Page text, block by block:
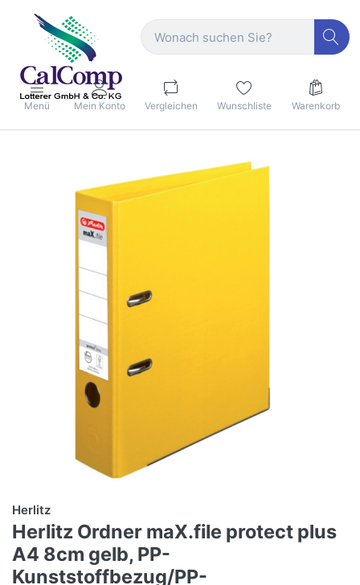
Menü Mein Konto Vergleichen Wunschliste Warenkorb
Herlitz
Herlitz Ordner maX.file protect plus
A4 8cm gelb, PP-
Kunststoffbezug/PP-